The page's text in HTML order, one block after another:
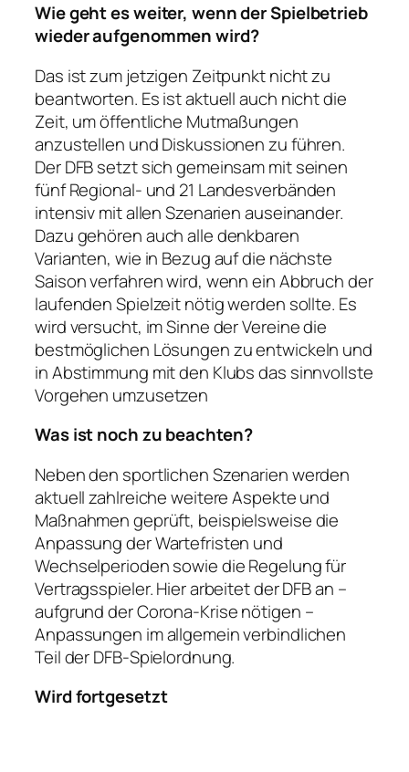
Wie geht es weiter, wenn der Spielbetrieb
wieder aufgenommen wird?
Das ist zum jetzigen Zeitpunkt nicht zu
beantworten. Es ist aktuell auch nicht die
Zeit, um öffentliche Mutmaßungen
anzustellen und Diskussionen zu führen.
Der DFB setzt sich gemeinsam mit seinen
fünf Regional- und 21 Landesverbänden
intensiv mit allen Szenarien auseinander.
Dazu gehören auch alle denkbaren
Varianten, wie in Bezug auf die nächste
Saison verfahren wird, wenn ein Abbruch der
laufenden Spielzeit nötig werden sollte. Es
wird versucht, im Sinne der Vereine die
bestmöglichen Lösungen zu entwickeln und
in Abstimmung mit den Klubs das sinnvollste
Vorgehen umzusetzen
Was ist noch zu beachten?
Neben den sportlichen Szenarien werden
aktuell zahlreiche weitere Aspekte und
Maßnahmen geprüft, beispielsweise die
Anpassung der Wartefristen und
Wechselperioden sowie die Regelung für
Vertragsspieler. Hier arbeitet der DFB an –
aufgrund der Corona-Krise nötigen –
Anpassungen im allgemein verbindlichen
Teil der DFB-Spielordnung.
Wird fortgesetzt